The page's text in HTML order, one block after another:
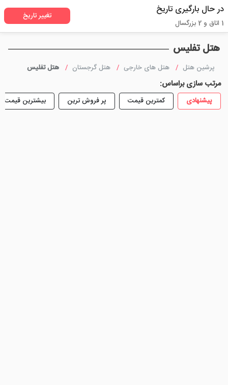
هتل تفلیس
پرشین هتل هتل های خارجی هتل گرجستان هتل تفلیس
مرتب سازی براساس:
پیشنهادی کمترین قیمت پر فروش ترین بیشترین قیمت
در حال بارگیری تاریخ
1 اتاق و 2 بزرگسال
تغییر تاریخ